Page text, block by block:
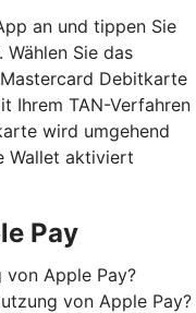
an und tippen Sie
Wählen Sie das
Debitkarte
Ihrem TAN-Verfahren
wird umgehend
Wallet aktiviert
Pay
Apple Pay?
von Apple Pay?